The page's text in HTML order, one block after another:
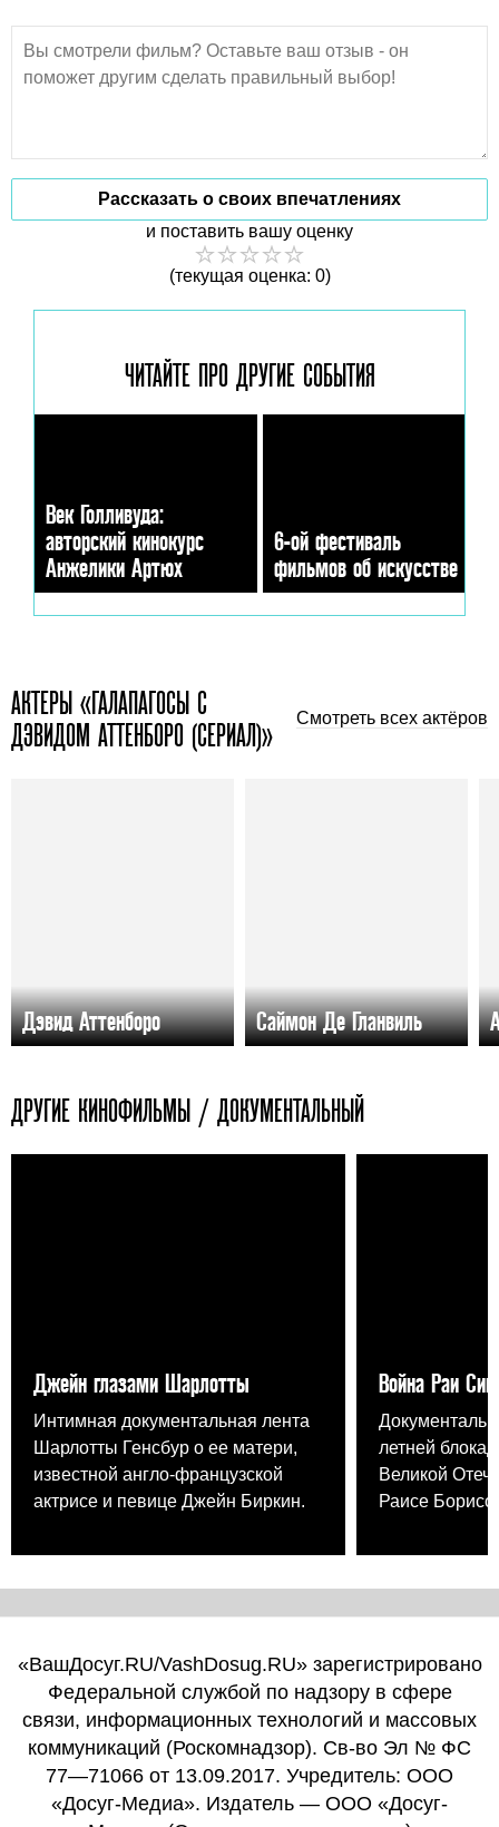
Рассказать о своих впечатлениях
и поставить вашу оценку
(текущая оценка: 0)
ЧИТАЙТЕ ПРО ДРУГИЕ СОБЫТИЯ
Век Голливуда:
авторский кинокурс
Анжелики Артюх
6-ой фестиваль
фильмов об искусстве
АКТЕРЫ «ГАЛАПАГОСЫ С
ДЭВИДОМ АТТЕНБОРО (СЕРИАЛ)»
Смотреть всех актёров
Дэвид Аттенборо Саймон Де Гланвиль
ДРУГИЕ КИНОФИЛЬМЫ / ДОКУМЕНТАЛЬНЫЙ
Джейн глазами Шарлотты
Интимная документальная лента
Шарлотты Генсбур о ее матери,
известной англо-французской
актрисе и певице Джейн Биркин.
Война Раи
летней
Великой
Раисе
«ВашДосуг.RU/VashDosug.RU» зарегистрировано
Федеральной службой по надзору в сфере
связи, информационных технологий и массовых
коммуникаций (Роскомнадзор). Св-во Эл № ФС
77—71066 от 13.09.2017. Учредитель: ООО
«Досуг-Медиа». Издатель — ООО «Досуг-